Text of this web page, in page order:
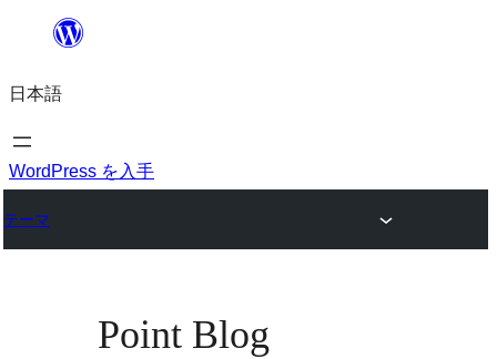
を
ス
キ
プ
日本語
WordPress を入手
テーマ
Point Blog